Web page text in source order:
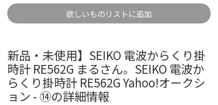
欲しいものリストに追加
新品・未使用】SEIKO 電波からくり掛
時計 RE562G まるさん。SEIKO 電波か
らくり掛時計 RE562G Yahoo!オークシ
ョン - ⑭の詳細情報